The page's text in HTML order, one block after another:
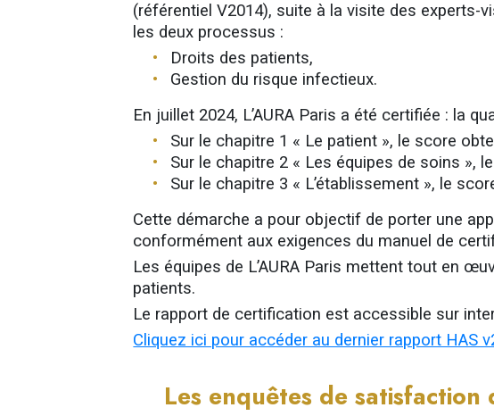
(référentiel V2014), suite à la visite des experts-
les deux processus :
Droits des patients,
Gestion du risque infectieux.
En juillet 2024, L’AURA Paris a été certifiée : la
Sur le chapitre 1 « Le patient », le score
Sur le chapitre 2 « Les équipes de soins »,
Sur le chapitre 3 « L’établissement », le
Cette démarche a pour objectif de porter une
conformément aux exigences du manuel de
Les équipes de L’AURA Paris mettent tout en
patients.
Le rapport de certification est accessible sur
Cliquez ici pour accéder au dernier rapport HAS
Les enquêtes de satisfaction